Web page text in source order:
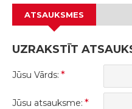
ATSAUKSMES
UZRAKSTĪT
Jūsu Vārds:
Jūsu atsauksme: